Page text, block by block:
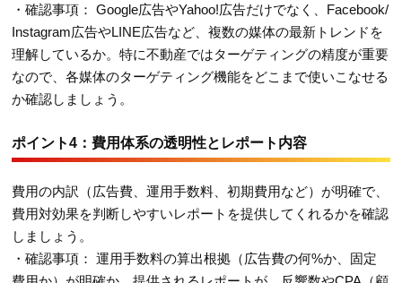
・確認事項： Google広告やYahoo!広告だけでなく、Facebook/
Instagram広告やLINE広告など、複数の媒体の最新トレンドを
理解しているか。特に不動産ではターゲティングの精度が重要
なので、各媒体のターゲティング機能をどこまで使いこなせる
か確認しましょう。
ポイント4：費用体系の透明性とレポート内容
費用の内訳（広告費、運用手数料、初期費用など）が明確で、
費用対効果を判断しやすいレポートを提供してくれるかを確認
しましょう。
・確認事項： 運用手数料の算出根拠（広告費の何%か、固定